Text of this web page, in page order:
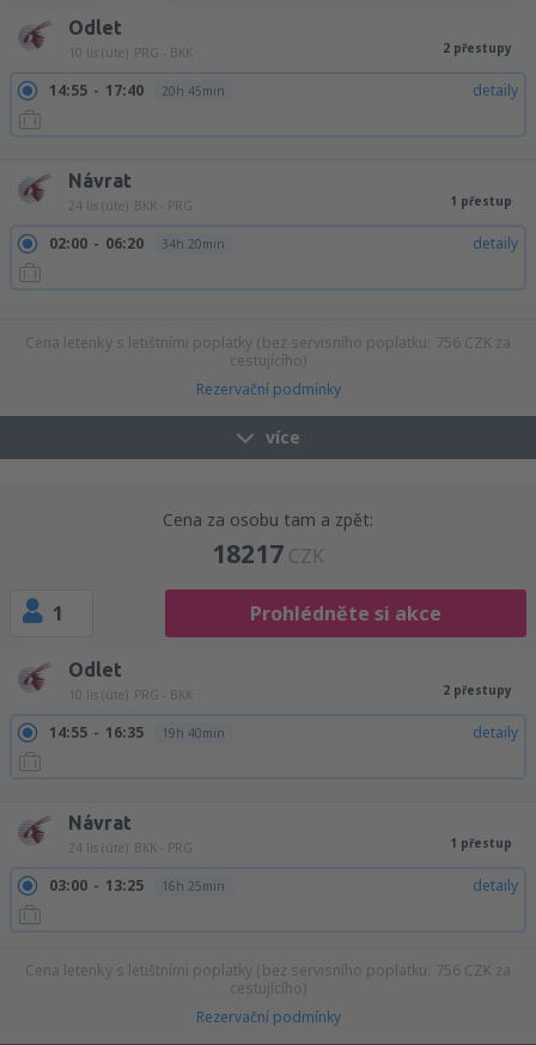
Odlet
10 lis (úte) PRG - BKK 2 přestupy
14:55 17:40 20h 45min detaily
Návrat
24 lis (úte) BKK - PRG 1 přestup
02:00 06:20 34h 20min detaily
Cena letenky s letištními poplatky (bez servisního poplatku: 756 CZK za
cestujícího)
Rezervační podmínky
více
Cena za osobu tam a zpět:
18217 CZK
1 Prohlédněte si akce
Odlet
10 lis (úte) PRG - BKK 2 přestupy
14:55 16:35 19h 40min detaily
Návrat
24 lis (úte) BKK - PRG 1 přestup
03:00 13:25 16h 25min detaily
Cena letenky s letištními poplatky (bez servisního poplatku: 756 CZK za
cestujícího)
Rezervační podmínky